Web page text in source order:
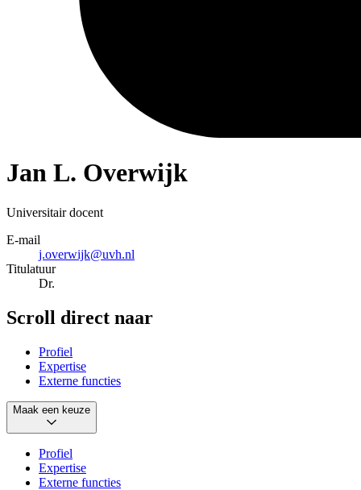
Jan L. Overwijk
Universitair docent
E-mail
j.overwijk@uvh.nl
Titulatuur
Dr.
Scroll direct naar
Profiel
Expertise
Externe functies
Maak een keuze
Profiel
Expertise
Externe functies